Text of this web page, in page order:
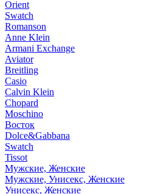
Orient
Swatch
Romanson
Anne Klein
Armani Exchange
Aviator
Breitling
Casio
Calvin Klein
Chopard
Moschino
Восток
Dolce&Gabbana
Swatch
Tissot
Мужские, Женские
Мужские, Унисекс, Женские
Унисекс, Женские